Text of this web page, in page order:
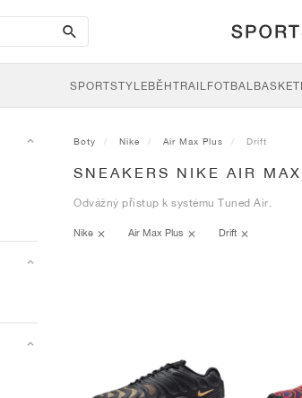
search-
btn
SPORTSTYLEBĚHTRAILFOTBAL
Boty Nike Air Max Plus Drift
SNEAKERS NIKE AIR
Odvážný přístup k systému Tuned Air.
Nike Air Max Plus Drift